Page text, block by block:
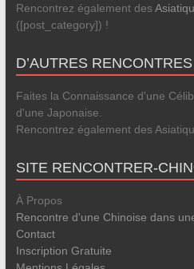
Rencontrez également des
([post_category]) !
D’AUTRES
Faites la Connaissance d'une
d'une Japonaise.
Rencontrez également des
SITE RENCONTRER-
À Propos
Rencontre d'une Chinoise dans
Contact
Inscription Gratuite